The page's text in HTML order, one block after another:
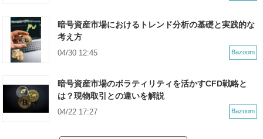
暗号資産市場におけるトレンド分析の基礎と実践的な
考え方
Bazoom
04/30 12:45
暗号資産市場のボラティリティを活かすCFD戦略と
は？現物取引との違いを解説
Bazoom
04/22 17:27